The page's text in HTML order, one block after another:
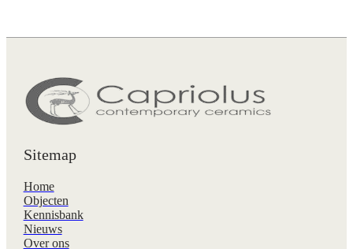
Sitemap
Home
Objecten
Kennisbank
Nieuws
Over ons